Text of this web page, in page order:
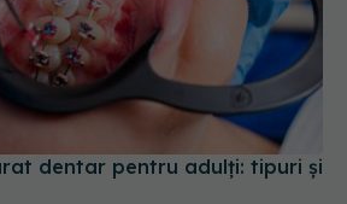
dentar pentru adulți: tipuri și